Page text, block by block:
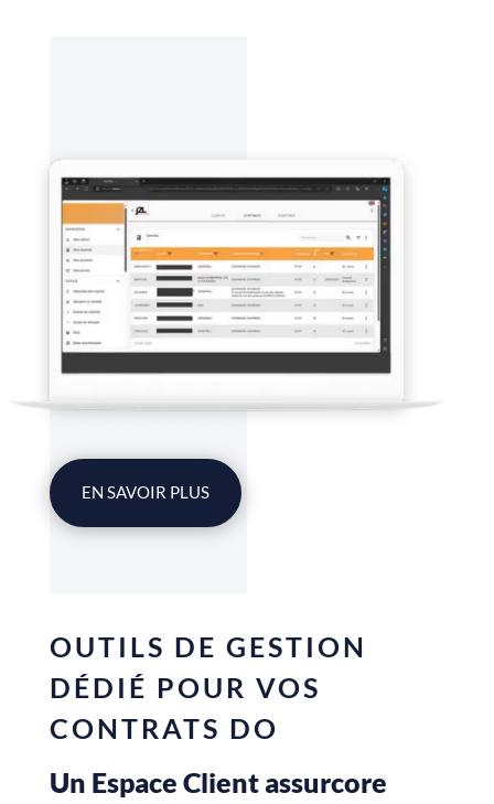
EN SAVOIR PLUS
OUTILS DE GESTION
DÉDIÉ POUR VOS
CONTRATS DO
Un Espace Client assurcore